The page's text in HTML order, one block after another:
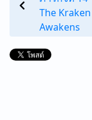
The Kraken
Awakens